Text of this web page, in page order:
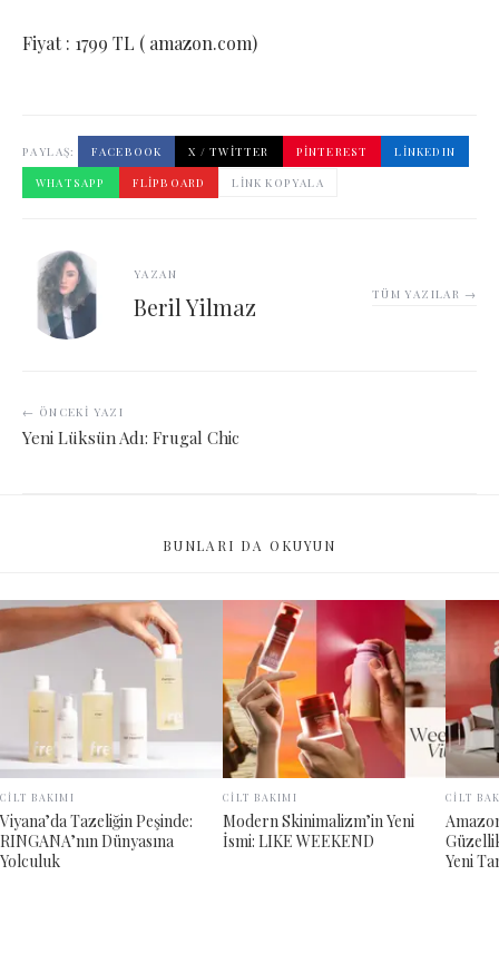
Fiyat : 1799 TL ( amazon.com)
PAYLAŞ: FACEBOOK X / TWITTER PINTEREST
LINKEDIN
WHATSAPP
FLIPBOARD LINK KOPYALA
YAZAN
Beril Yilmaz TÜM YAZILAR →
← ÖNCEKI YAZI
Yeni Lüksün Adı: Frugal Chic
BUNLARI DA OKUYUN
CİLT BAKIMI
Viyana’da Tazeliğin Peşinde:
RINGANA’nın Dünyasına
Yolculuk
CİLT BAKIMI
Modern Skinimalizm’in Yeni
İsmi: LIKE WEEKEND
CİLT
Yeni